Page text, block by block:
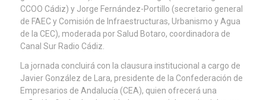
CCOO Cádiz) y Jorge Fernández-Portillo (secretario general
de FAEC y Comisión de Infraestructuras, Urbanismo y Agua
de la CEC), moderada por Salud Botaro, coordinadora de
Canal Sur Radio Cádiz.
La jornada concluirá con la clausura institucional a cargo de
Javier González de Lara, presidente de la Confederación de
Empresarios de Andalucía (CEA), quien ofrecerá una